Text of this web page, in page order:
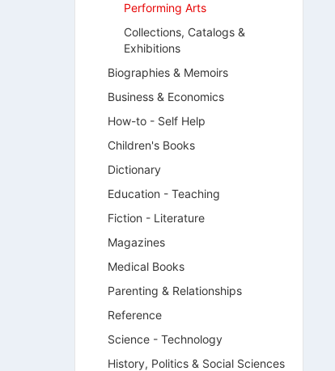
Performing Arts
Collections, Catalogs &
Exhibitions
Biographies & Memoirs
Business & Economics
How-to - Self Help
Children's Books
Dictionary
Education - Teaching
Fiction - Literature
Magazines
Medical Books
Parenting & Relationships
Reference
Science - Technology
History, Politics & Social Sciences